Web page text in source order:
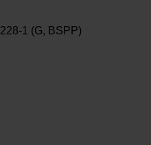
1 (G, BSPP)